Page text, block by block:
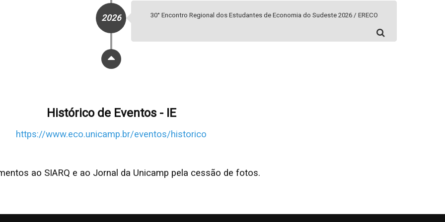
2026 30° Encontro Regional dos Estudantes de Economia do Sudeste 2026 / ERECO
Histórico de Eventos - IE
https://www.eco.unicamp.br/eventos/historico
ao SIARQ e ao Jornal da Unicamp pela cessão de fotos.